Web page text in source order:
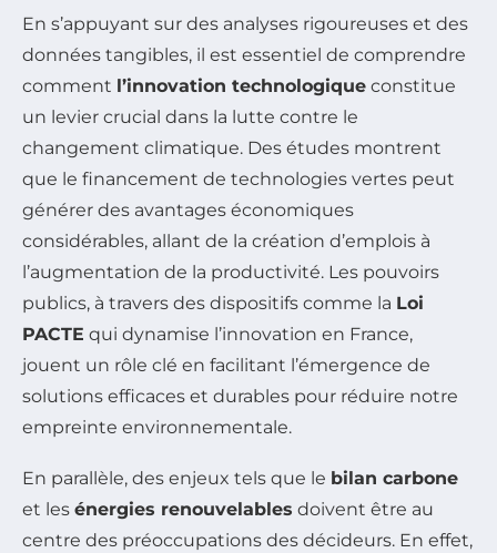
En s’appuyant sur des analyses rigoureuses et des
données tangibles, il est essentiel de comprendre
comment l’innovation technologique constitue
un levier crucial dans la lutte contre le
changement climatique. Des études montrent
que le financement de technologies vertes peut
générer des avantages économiques
considérables, allant de la création d’emplois à
l’augmentation de la productivité. Les pouvoirs
publics, à travers des dispositifs comme la Loi
PACTE qui dynamise l’innovation en France,
jouent un rôle clé en facilitant l’émergence de
solutions efficaces et durables pour réduire notre
empreinte environnementale.
En parallèle, des enjeux tels que le bilan carbone
et les énergies renouvelables doivent être au
centre des préoccupations des décideurs. En effet,